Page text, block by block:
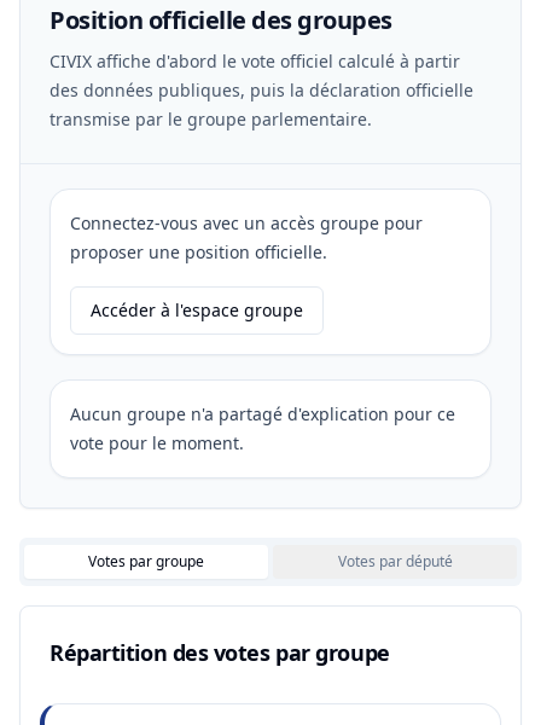
Position officielle des groupes
CIVIX affiche d'abord le vote officiel calculé à partir
des données publiques, puis la déclaration officielle
transmise par le groupe parlementaire.
Connectez-vous avec un accès groupe pour
proposer une position officielle.
Accéder à l'espace groupe
Aucun groupe n'a partagé d'explication pour ce
vote pour le moment.
Votes par groupe Votes par député
Répartition des votes par groupe